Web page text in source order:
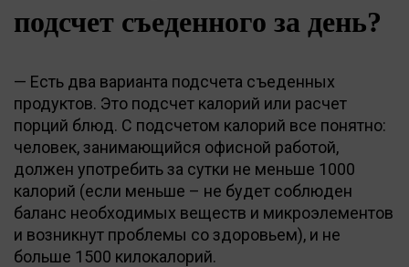
подсчет съеденного за день?
— Есть два варианта подсчета съеденных
продуктов. Это подсчет калорий или расчет
порций блюд. С подсчетом калорий все понятно:
человек, занимающийся офисной работой,
должен употребить за сутки не меньше 1000
калорий (если меньше – не будет соблюден
баланс необходимых веществ и микроэлементов
и возникнут проблемы со здоровьем), и не
больше 1500 килокалорий.